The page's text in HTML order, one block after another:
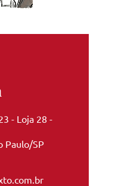
- Loja 28 -
Paulo/SP